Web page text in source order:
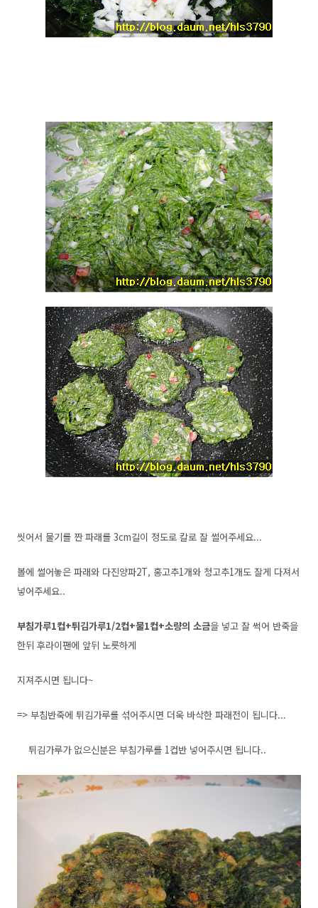
씻어서 물기를 짠 파래를 3cm길이 정도로 칼로 잘 썰어주세요...
볼에 썰어놓은 파래와 다진양파2T, 홍고추1개와 청고추1개도 잘게 다져서
넣어주세요..
부침가루1컵+튀김가루1/2컵+물1컵+소량의 소금을 넣고 잘 썩어 반죽을
한뒤 후라이팬에 앞뒤 노릇하게
지져주시면 됩니다~
=> 부침반죽에 튀김가루를 섞어주시면 더욱 바삭한 파래전이 됩니다...
튀김가루가 없으신분은 부침가루를 1컵반 넣어주시면 됩니다..